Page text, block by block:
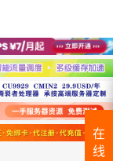
在
线